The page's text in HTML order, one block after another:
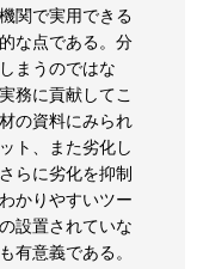
関で実用できる
な点である。分
まうのではな
務に貢献してこ
の資料にみられ
ト、また劣化し
らに劣化を抑制
かりやすいツー
設置されていな
有意義である。